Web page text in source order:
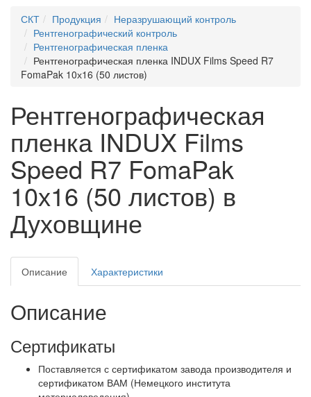
СКТ
Продукция
Неразрушающий контроль
Рентгенографический контроль
Рентгенографическая пленка
Рентгенографическая пленка INDUX Films Speed R7
FomaPak 10х16 (50 листов)
Рентгенографическая
пленка INDUX Films
Speed R7 FomaPak
10х16 (50 листов) в
Духовщине
Описание Характеристики
Описание
Сертификаты
Поставляется с сертификатом завода производителя и
сертификатом ВАМ (Немецкого института